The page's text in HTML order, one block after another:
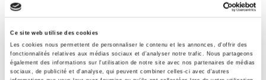
Ce site web utilise des cookies
Les cookies nous permettent de personnaliser le contenu et les annonces, d'offrir des
fonctionnalités relatives aux médias sociaux et d'analyser notre trafic. Nous partageons
également des informations sur l'utilisation de notre site avec nos partenaires de médias
sociaux, de publicité et d'analyse, qui peuvent combiner celles-ci avec d'autres
Formats
Sommaire